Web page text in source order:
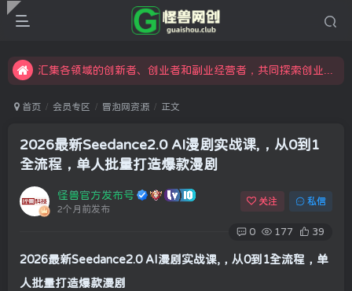
怪兽俱乐部，创业，引流，自媒体，加入怪兽网创成就梦想
首页 会员专区 冒泡网资源 正文
2026最新Seedance2.0 AI漫剧实战课,，从0到1
全流程，单人批量打造爆款漫剧
怪兽官方发布号
2个月前发布
关注 私信
0 177 39
2026最新Seedance2.0 AI漫剧 实战课,，从0到1全流程，单
人批量打造爆款漫剧